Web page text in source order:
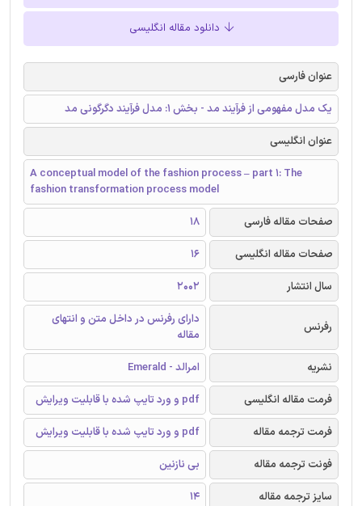
دانلود مقاله انگلیسی
عنوان فارسی
یک مدل مفهومی از فرآیند مد - بخش 1: مدل فرآیند دگرگونی مد
عنوان انگلیسی
A conceptual model of the fashion process – part 1: The
fashion transformation process model
صفحات مقاله فارسی
18
صفحات مقاله انگلیسی
16
سال انتشار
2002
رفرنس
دارای رفرنس در داخل متن و انتهای
مقاله
نشریه
امرالد - Emerald
فرمت مقاله انگلیسی
pdf و ورد تایپ شده با قابلیت ویرایش
فرمت ترجمه مقاله
pdf و ورد تایپ شده با قابلیت ویرایش
فونت ترجمه مقاله
بی نازنین
سایز ترجمه مقاله
14